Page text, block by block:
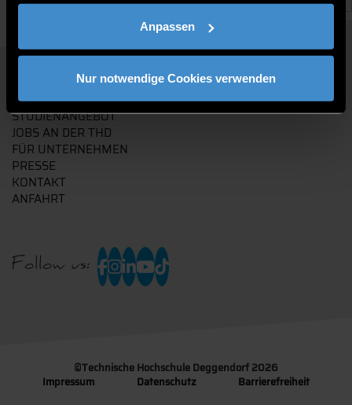
Anpassen
Nur notwendige Cookies verwenden
QUICKLINKS
STUDIENANGEBOT
JOBS AN DER THD
FÜR UNTERNEHMEN
PRESSE
KONTAKT
ANFAHRT
Follow us:
©Technische Hochschule Deggendorf 2026
Impressum
Datenschutz Barrierefreiheit